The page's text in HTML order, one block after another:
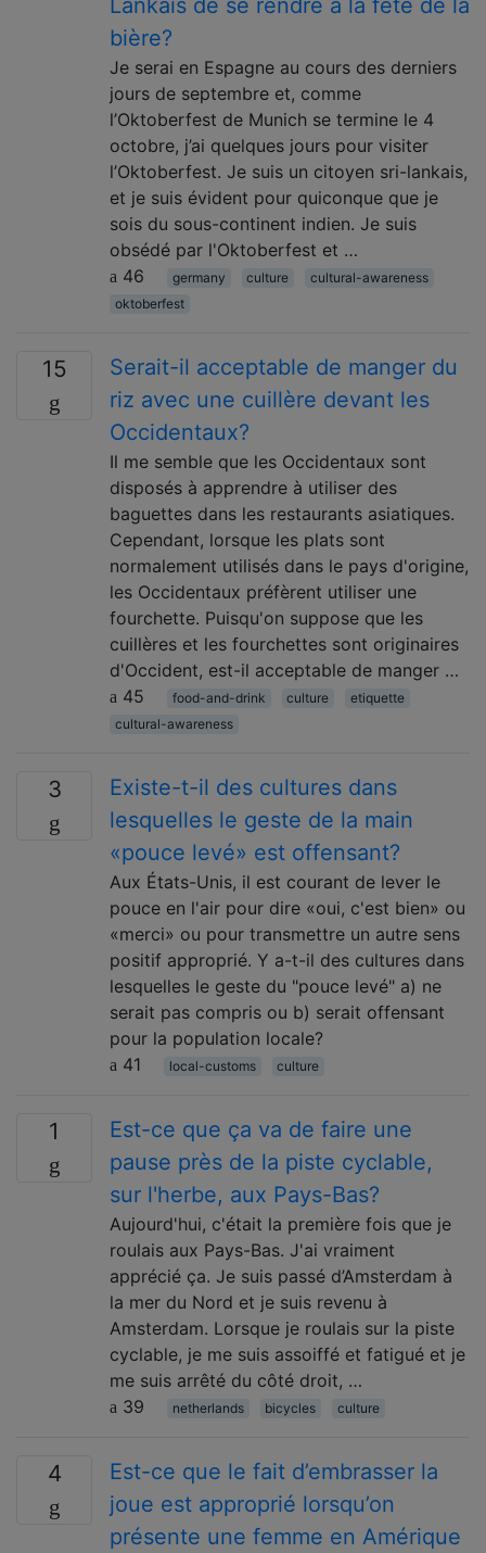
bière?
Je serai en Espagne au cours des derniers
jours de septembre et, comme
l’Oktoberfest de Munich se termine le 4
octobre, j’ai quelques jours pour visiter
l’Oktoberfest. Je suis un citoyen sri-lankais,
et je suis évident pour quiconque que je
sois du sous-continent indien. Je suis
obsédé par l'Oktoberfest et …
46
germany culture
cultural-awareness
oktoberfest
15
Serait-il acceptable de manger du
riz avec une cuillère devant les
Occidentaux?
Il me semble que les Occidentaux sont
disposés à apprendre à utiliser des
baguettes dans les restaurants asiatiques.
Cependant, lorsque les plats sont
normalement utilisés dans le pays d'origine,
les Occidentaux préfèrent utiliser une
fourchette. Puisqu'on suppose que les
cuillères et les fourchettes sont originaires
d'Occident, est-il acceptable de manger …
45
food-and-drink culture
etiquette
cultural-awareness
3
Existe-t-il des cultures dans
lesquelles le geste de la main
«pouce levé» est offensant?
Aux États-Unis, il est courant de lever le
pouce en l'air pour dire «oui, c'est bien» ou
«merci» ou pour transmettre un autre sens
positif approprié. Y a-t-il des cultures dans
lesquelles le geste du "pouce levé" a) ne
serait pas compris ou b) serait offensant
pour la population locale?
41
local-customs culture
1
Est-ce que ça va de faire une
pause près de la piste cyclable,
sur l'herbe, aux Pays-Bas?
Aujourd'hui, c'était la première fois que je
roulais aux Pays-Bas. J'ai vraiment
apprécié ça. Je suis passé d’Amsterdam à
la mer du Nord et je suis revenu à
Amsterdam. Lorsque je roulais sur la piste
cyclable, je me suis assoiffé et fatigué et je
me suis arrêté du côté droit, …
39
netherlands bicycles culture
4
Est-ce que le fait d’embrasser la
joue est approprié lorsqu’on
présente une femme en Amérique